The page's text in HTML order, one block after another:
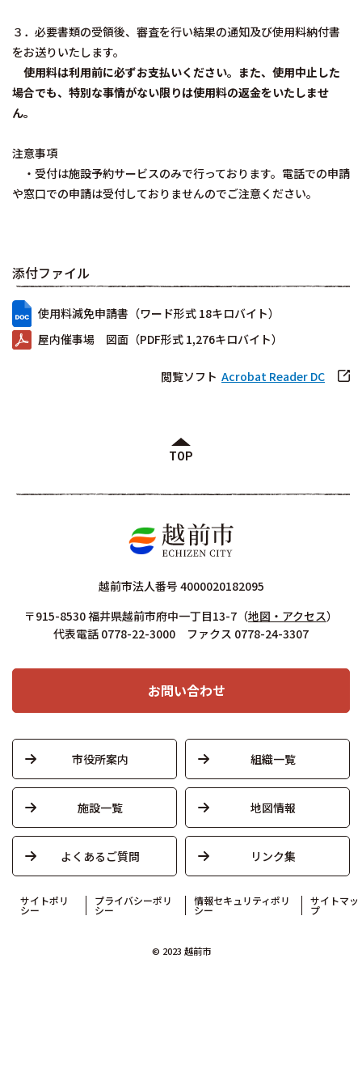
３．必要書類の受領後、審査を行い結果の通知及び使用料納付書
をお送りいたします。
使用料は利用前に必ずお支払いください。また、使用中止した
場合でも、特別な事情がない限りは使用料の返金をいたしませ
ん。
注意事項
・受付は施設予約サービスのみで行っております。電話での申請
や窓口での申請は受付しておりませんのでご注意ください。
添付ファイル
使用料減免申請書（ワード形式 18キロバイト）
屋内催事場 図面（PDF形式 1,276キロバイト）
閲覧ソフト Acrobat Reader DC
TOP
越前市法人番号 4000020182095
〒915-8530 福井県越前市府中一丁目13-7 （地図・アクセス）
代表電話 0778-22-3000 ファクス 0778-24-3307
お問い合わせ
市役所案内 組織一覧
施設一覧 地図情報
よくあるご質問 リンク集
サイトポリ
シー
プライバシーポリ
シー
情報セキュリティポリ
シー
サイトマッ
プ
© 2023 越前市